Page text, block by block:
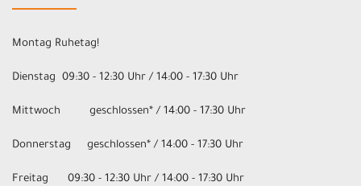
Montag Ruhetag!
Dienstag 09:30 - 12:30 Uhr / 14:00 - 17:30 Uhr
Mittwoch geschlossen* / 14:00 - 17:30 Uhr
Donnerstag geschlossen* / 14:00 - 17:30 Uhr
Freitag 09:30 - 12:30 Uhr / 14:00 - 17:30 Uhr